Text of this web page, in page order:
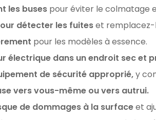
les buses pour éviter le colmatage
détecter les fuiteset remplacez-
pour les modèles à essence.
électrique dans un endroit sec et
de sécurité approprié,y
vers vous-même ou vers autrui.
de dommages à la surfaceet